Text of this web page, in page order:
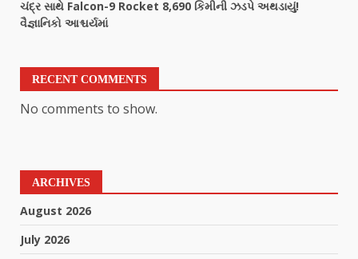
ચંદ્ર સાથે Falcon-9 Rocket 8,690 કિમીની ઝડપે અથડાયું!
વૈજ્ઞાનિકો આશ્ચર્યમાં
RECENT COMMENTS
No comments to show.
ARCHIVES
August 2026
July 2026